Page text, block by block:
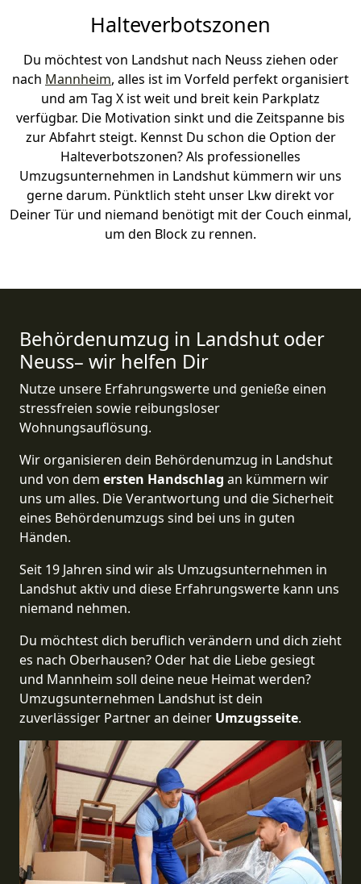
Halteverbotszonen
Du möchtest von Landshut nach Neuss ziehen oder
nach Mannheim, alles ist im Vorfeld perfekt organisiert
und am Tag X ist weit und breit kein Parkplatz
verfügbar. Die Motivation sinkt und die Zeitspanne bis
zur Abfahrt steigt. Kennst Du schon die Option der
Halteverbotszonen? Als professionelles
Umzugsunternehmen in Landshut kümmern wir uns
gerne darum. Pünktlich steht unser Lkw direkt vor
Deiner Tür und niemand benötigt mit der Couch einmal,
um den Block zu rennen.
Behördenumzug in Landshut oder
Neuss– wir helfen Dir
Nutze unsere Erfahrungswerte und genieße einen
stressfreien sowie reibungsloser
Wohnungsauflösung.
Wir organisieren dein Behördenumzug in Landshut
und von dem ersten Handschlag an kümmern wir
uns um alles. Die Verantwortung und die Sicherheit
eines Behördenumzugs sind bei uns in guten
Händen.
Seit 19 Jahren sind wir als Umzugsunternehmen in
Landshut aktiv und diese Erfahrungswerte kann uns
niemand nehmen.
Du möchtest dich beruflich verändern und dich zieht
es nach Oberhausen? Oder hat die Liebe gesiegt
und Mannheim soll deine neue Heimat werden?
Umzugsunternehmen Landshut ist dein
zuverlässiger Partner an deiner Umzugsseite.